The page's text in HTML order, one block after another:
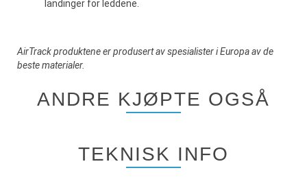
landinger for leddene.
AirTrack produktene er produsert av spesialister i Europa av de
beste materialer.
ANDRE KJØPTE OGSÅ
TEKNISK INFO